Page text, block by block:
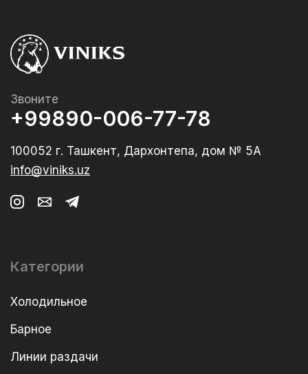
Звоните
+99890-006-77-78
100052 г. Ташкент, Дархонтепа, дом № 5А
info@viniks.uz
Категории
Холодильное
Барное
Линии раздачи